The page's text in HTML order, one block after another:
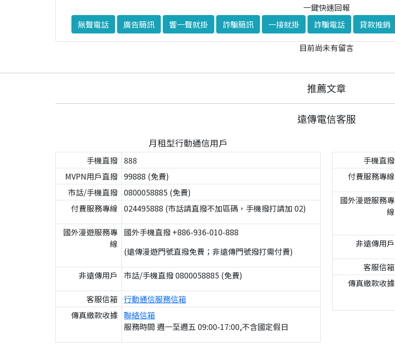
一鍵快速回報
無聲電話
廣告簡訊 響一聲就掛 詐騙簡訊 一接就掛 詐騙電話 貸款推銷
目前尚未有留言
推薦文章
遠傳電信客服
月租型行動通信用戶
手機直撥 888
MVPN用戶直撥 99888 (免費)
市話/手機直撥 0800058885 (免費)
付費服務專線 024495888 (市話請直撥不加區碼，手機撥打請加 02)
國外漫遊服務專
線
國外手機直撥 +886-936-010-888
(遠傳漫遊門號直撥免費；非遠傳門號撥打需付費)
非遠傳用戶 市話/手機直撥 0800058885 (免費)
客服信箱 行動通信服務信箱
傳真繳款收據 聯絡信箱
服務時間 週一至週五 09:00-17:00,不含國定假日
手機直撥
付費服務專線
國外漫遊服務專
線
非遠傳用戶
客服信箱
傳真繳款收據